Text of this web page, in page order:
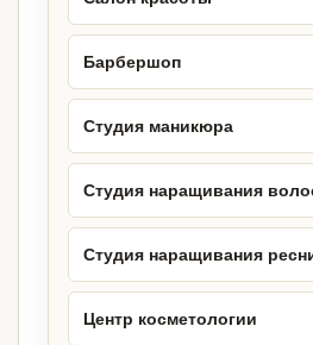
Барбершоп
Студия маникюра
Студия наращивания
Студия наращивания
Центр косметологии